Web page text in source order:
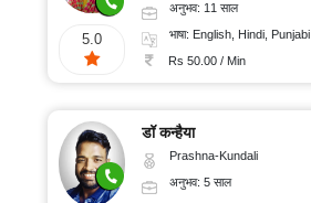
5.0
अनुभव: 11 साल
भाषा: English, Hindi, Punjabi
Rs 50.00 / Min
डॉ कन्हैया
Prashna-Kundali
अनुभव: 5 साल